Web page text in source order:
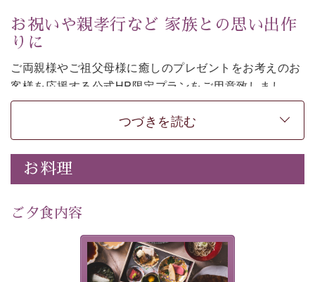
お祝いや親孝行など 家族との思い出作
りに
ご両親様やご祖父母様に癒しのプレゼントをお考えのお
客様を応援する公式HP限定プランをご用意致しまし
た。
日頃なかなか言えない感謝の気持ちを
お伝えし
てみてはいかがでしょうか。
-----------【安心への取り組み】----------
個室料亭、貸切風呂のご利用が可能な上、 安心安全にご
30項目以上からなる独自の衛生・消毒プログラムの基、
---------------------------------------------
つづきを読む
お料理
ご夕食内容
美湖膳とは諏訪の地で特別を
提供する為に料理長・神原 裕